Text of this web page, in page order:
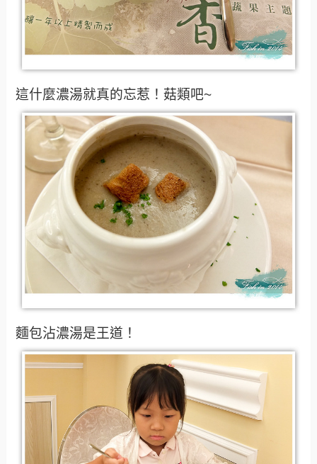
這什麼濃湯就真的忘惹！菇類吧~
麵包沾濃湯是王道！